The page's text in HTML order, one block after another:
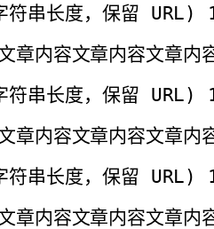
串长度，保留 URL)
章内容文章内容文章
串长度，保留 URL)
章内容文章内容文章
串长度，保留 URL)
章内容文章内容文章